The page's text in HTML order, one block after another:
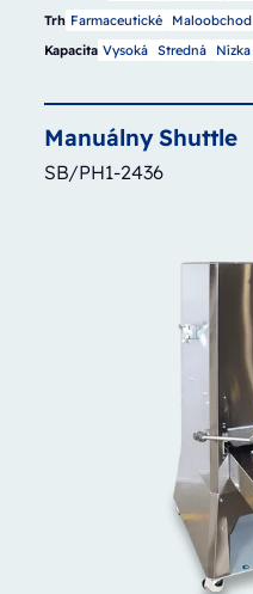
Trh Farmaceutické Maloobchod
Kapacita Vysoká Stredná Nízka
ManuálnyShuttle
SB/PH1-2436